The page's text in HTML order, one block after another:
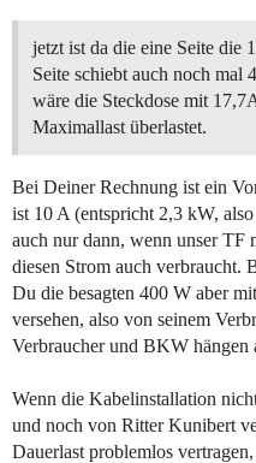
jetzt ist da die eine Seite die
Seite schiebt auch noch mal
wäre die Steckdose mit
Maximallast überlastet.
Bei Deiner Rechnung ist ein
ist 10 A (entspricht 2,3 kW,
auch nur dann, wenn unser TF
diesen Strom auch
Du die besagten 400 W aber
versehen, also von seinem
Verbraucher und BKW hängen
Wenn die Kabelinstallation
und noch von Ritter Kunibert
Dauerlast problemlos